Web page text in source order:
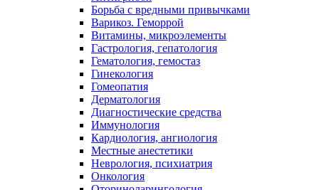
Борьба с вредными привычками
Варикоз. Геморрой
Витамины, микроэлементы
Гастрология, гепатология
Гематология, гемостаз
Гинекология
Гомеопатия
Дерматология
Диагностические средства
Иммунология
Кардиология, ангиология
Местные анестетики
Неврология, психиатрия
Онкология